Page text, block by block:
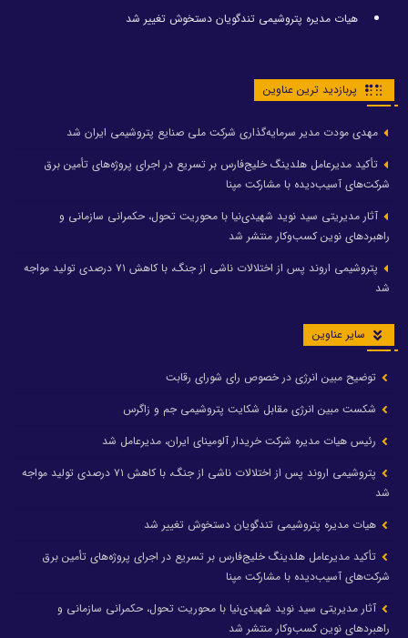
هیات مدیره پتروشیمی تندگویان دستخوش تغییر شد
پربازدید ترین عناوین
مهدی مودت مدیر سرمایه‌گذاری شرکت ملی صنایع پتروشیمی ایران شد
تأکید مدیرعامل هلدینگ خلیج‌فارس بر تسریع در اجرای پروژه‌های تأمین برق
شرکت‌های آسیب‌دیده با مشارکت مپنا
آثار مدیریتی سید نوید شهیدی‌نیا با محوریت تحول، حکمرانی سازمانی و
راهبردهای نوین کسب‌وکار منتشر شد
پتروشیمی اروند پس از اختلالات ناشی از جنگ، با کاهش ۷۱ درصدی تولید مواجه
شد
سایر عناوین
توضیح مبین انرژی در خصوص رای شورای رقابت
شکست مبین انرژی مقابل شکایت پتروشیمی جم و زاگرس
رئیس هیات مدیره شرکت خریدار آلومینای ایران، مدیرعامل شد
پتروشیمی اروند پس از اختلالات ناشی از جنگ، با کاهش ۷۱ درصدی تولید مواجه
شد
هیات مدیره پتروشیمی تندگویان دستخوش تغییر شد
تأکید مدیرعامل هلدینگ خلیج‌فارس بر تسریع در اجرای پروژه‌های تأمین برق
شرکت‌های آسیب‌دیده با مشارکت مپنا
آثار مدیریتی سید نوید شهیدی‌نیا با محوریت تحول، حکمرانی سازمانی و
راهبردهای نوین کسب‌وکار منتشر شد